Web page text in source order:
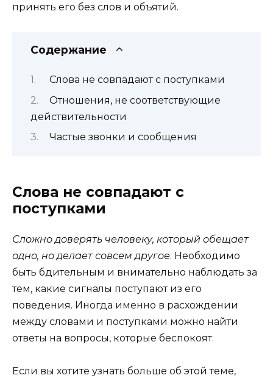
принять его без слов и объятий.
Содержание
Слова не совпадают с поступками
Отношения, не соответствующие
действительности
Частые звонки и сообщения
Слова не совпадают с
поступками
Сложно доверять человеку, который обещает
одно, но делает совсем другое. Необходимо
быть бдительным и внимательно наблюдать за
тем, какие сигналы поступают из его
поведения. Иногда именно в расхождении
между словами и поступками можно найти
ответы на вопросы, которые беспокоят.
Если вы хотите узнать больше об этой теме,